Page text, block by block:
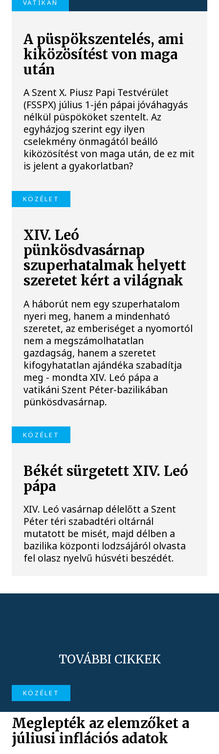
VATIKÁN
A püspökszentelés, ami
kiközösítést von maga
után
A Szent X. Piusz Papi Testvérület
(FSSPX) július 1-jén pápai jóváhagyás
nélkül püspököket szentelt. Az
egyházjog szerint egy ilyen
cselekmény önmagától beálló
kiközösítést von maga után, de ez mit
is jelent a gyakorlatban?
KÖZÉLET
XIV. Leó
pünkösdvasárnap
szuperhatalmak helyett
szeretet kért a világnak
A háborút nem egy szuperhatalom
nyeri meg, hanem a mindenható
szeretet, az emberiséget a nyomortól
nem a megszámolhatatlan
gazdagság, hanem a szeretet
kifogyhatatlan ajándéka szabadítja
meg - mondta XIV. Leó pápa a
vatikáni Szent Péter-bazilikában
pünkösdvasárnap.
KÖZÉLET
Békét sürgetett XIV. Leó
pápa
XIV. Leó vasárnap délelőtt a Szent
Péter téri szabadtéri oltárnál
mutatott be misét, majd délben a
bazilika központi lodzsájáról olvasta
fel olasz nyelvű húsvéti beszédét.
TOVÁBBI CIKKEK
KÖZÉLET
Meglepték az elemzőket a
júliusi inflációs adatok